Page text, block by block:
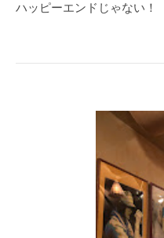
シ
ハッピーエンドじゃない！